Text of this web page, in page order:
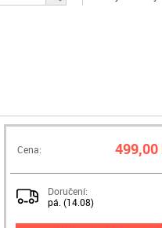
Cena: 499,00
Doručení:
pá. (14.08)